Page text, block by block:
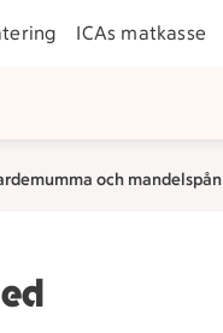
ICAs matkasse
och mandelspån